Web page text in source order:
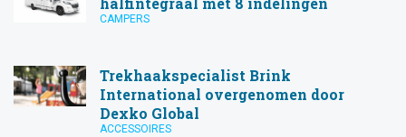
CAMPERS
Trekhaakspecialist Brink
International overgenomen door
Dexko Global
ACCESSOIRES